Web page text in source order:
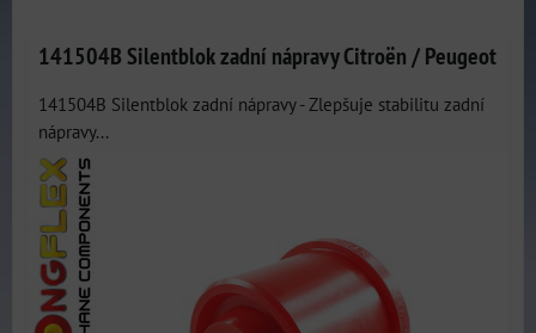
141504B Silentblok zadní nápravy Citroën / Peugeot
141504B Silentblok zadní nápravy - Zlepšuje stabilitu zadní
nápravy...